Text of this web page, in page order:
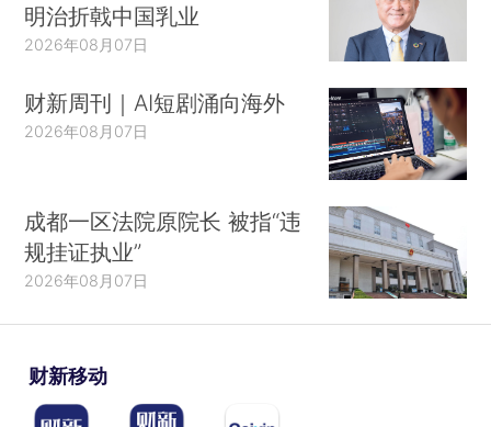
明治折戟中国乳业
2026年08月07日
财新周刊｜AI短剧涌向海外
2026年08月07日
成都一区法院原院长 被指“违
规挂证执业”
2026年08月07日
财新移动